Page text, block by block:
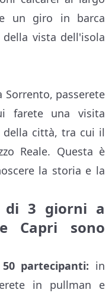
un giro in barca
vista dell'isola
passerete
farete una visita
città, tra cui il
Reale. Questa è
la storia e la
di 3 giorni a
Capri sono
partecipanti: in
in pullman e